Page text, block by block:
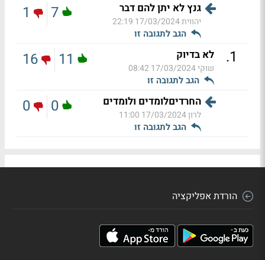
גנץ לא יתן להם דבר
יהווית17/03/2024 22:19
הגב לתגובה זו
7
1
1
. לא בדיוק
שוקי17/03/2024 08:42
הגב לתגובה זו
11
16
החרדיםלומדים ולומדים
לרון17/03/2024 11:00
הגב לתגובה זו
0
0
הורדת אפליקציה